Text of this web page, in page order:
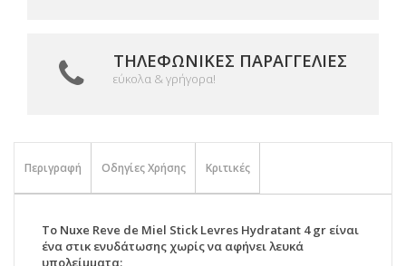
ΤΗΛΕΦΩΝΙΚΈΣ ΠΑΡΑΓΓΕΛΊΕΣ
εύκολα & γρήγορα!
Περιγραφή Οδηγίες Χρήσης Κριτικές
To Nuxe Reve de Miel Stick Levres Hydratant 4 gr είναι
ένα στικ ενυδάτωσης χωρίς να αφήνει λευκά
υπολείμματα: